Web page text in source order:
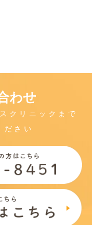
わせ
クリニックまで
ださい